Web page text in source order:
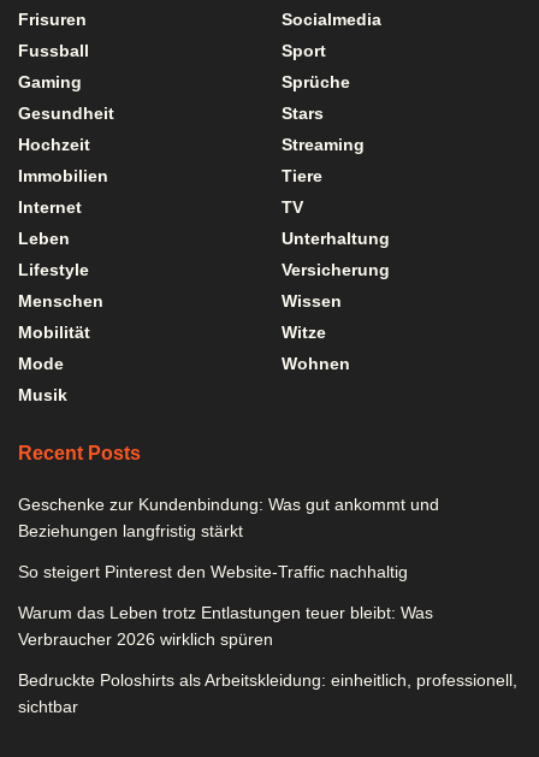
Frisuren
Fussball
Gaming
Gesundheit
Hochzeit
Immobilien
Internet
Leben
Lifestyle
Menschen
Mobilität
Mode
Musik
Socialmedia
Sport
Sprüche
Stars
Streaming
Tiere
TV
Unterhaltung
Versicherung
Wissen
Witze
Wohnen
Recent Posts
Geschenke zur Kundenbindung: Was gut ankommt und
Beziehungen langfristig stärkt
So steigert Pinterest den Website-Traffic nachhaltig
Warum das Leben trotz Entlastungen teuer bleibt: Was
Verbraucher 2026 wirklich spüren
Bedruckte Poloshirts als Arbeitskleidung: einheitlich, professionell,
sichtbar